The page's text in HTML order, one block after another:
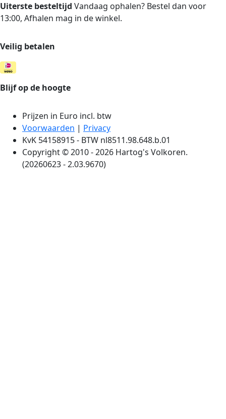
Uiterste besteltijd Vandaag ophalen? Bestel dan voor
13:00, Afhalen mag in de winkel.
Veilig betalen
Blijf op de hoogte
Prijzen in Euro incl. btw
Voorwaarden | Privacy
KvK 54158915 - BTW nl8511.98.648.b.01
Copyright © 2010 - 2026 Hartog's Volkoren.
(20260623 - 2.03.9670)